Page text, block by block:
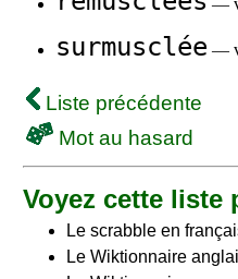
—
surmusclée —
Liste précédente
Mot au hasard
Voyez cette liste
Le scrabble en
Le Wiktionnaire